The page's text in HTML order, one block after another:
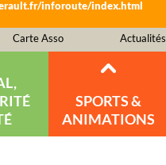
inforoute/index.html
Carte Asso Actualités
SPORTS &
ANIMATIONS